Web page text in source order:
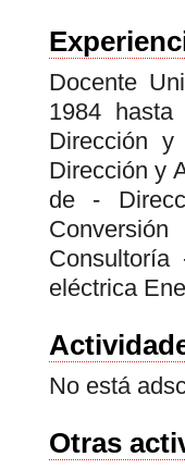
Docente
1984
Dirección
Dirección y
de -
eléctrica
No está
Otras